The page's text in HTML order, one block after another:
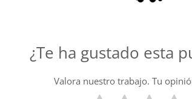
¿Te ha gustado esta
Valora nuestro trabajo. Tu